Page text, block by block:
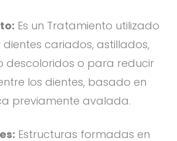
Es un Tratamiento utilizado
cariados, astillados,
descoloridos o para reducir
los dientes, basado en
previamente avalada.
Estructuras formadas en